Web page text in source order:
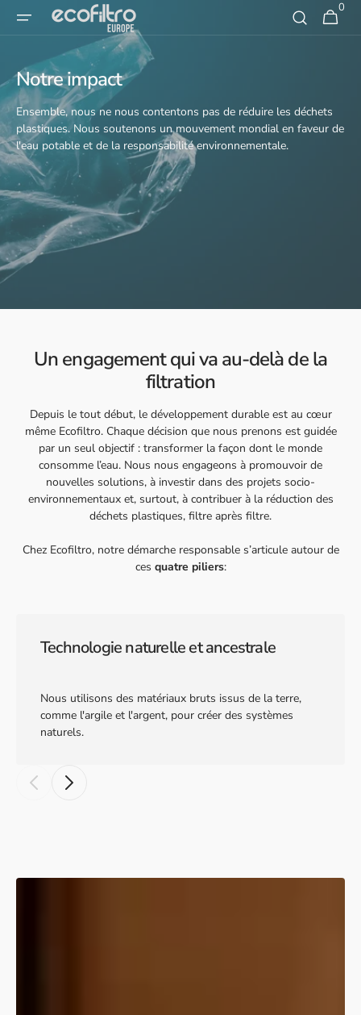
Skip to
Panier
0
0
article
Notre impact
Ensemble, nous ne nous contentons pas de réduire les déchets
plastiques. Nous soutenons un mouvement mondial en faveur de
l'eau potable et de la responsabilité environnementale.
Un engagement qui va au-delà de la
filtration
Depuis le tout début, le développement durable est au cœur
même Ecofiltro. Chaque décision que nous prenons est guidée
par un seul objectif : transformer la façon dont le monde
consomme l’eau. Nous nous engageons à promouvoir de
nouvelles solutions, à investir dans des projets socio-
environnementaux et, surtout, à contribuer à la réduction des
déchets plastiques, filtre après filtre.
Chez Ecofiltro, notre démarche responsable s’articule autour de
ces quatre piliers:
Technologie naturelle et ancestrale
Nous utilisons des matériaux bruts issus de la terre,
comme l'argile et l'argent, pour créer des systèmes
naturels.